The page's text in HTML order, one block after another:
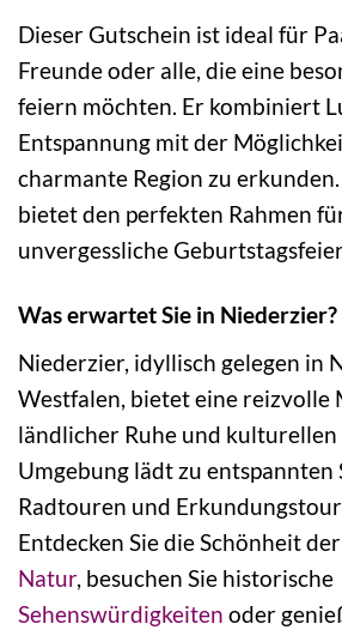
Dieser Gutschein ist ideal für
Freunde oder alle, die eine
feiern möchten. Er kombiniert
Entspannung mit der
charmante Region zu
bietet den perfekten Rahmen
unvergessliche
Was erwartet Sie in Niederzier?
Niederzier, idyllisch gelegen in
Westfalen, bietet eine reizvolle
ländlicher Ruhe und
Umgebung lädt zu entspannten
Radtouren und
Entdecken Sie die Schönheit
Natur, besuchen Sie historische
Sehenswürdigkeiten oder